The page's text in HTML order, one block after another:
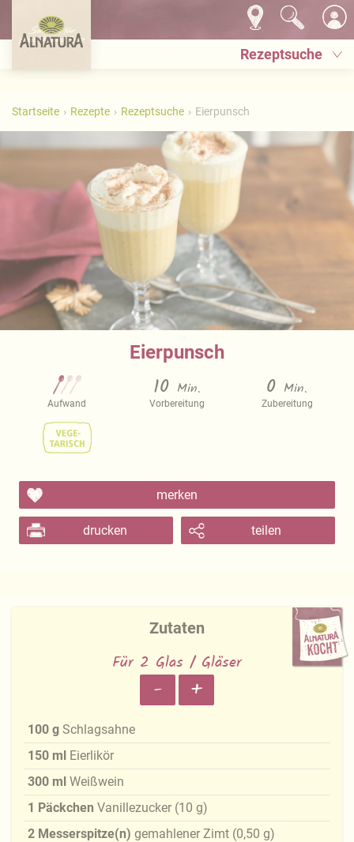
Rezeptsuche
Startseite Rezepte Rezeptsuche Eierpunsch
Eierpunsch
Aufwand
10 Min.
Vorbereitung
0 Min.
Zubereitung
merken
drucken teilen
Zutaten
Für 2 Glas / Gläser
- +
100 g Schlagsahne
150 ml Eierlikör
300 ml Weißwein
1 Päckchen Vanillezucker (10 g)
2 Messerspitze(n) gemahlener Zimt (0,50 g)